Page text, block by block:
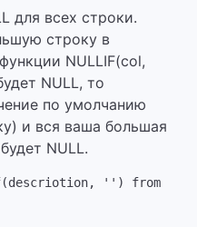
для всех строки.
строку в
NULLIF(col,
NULL, то
по умолчанию
и вся ваша большая
NULL.
'') from